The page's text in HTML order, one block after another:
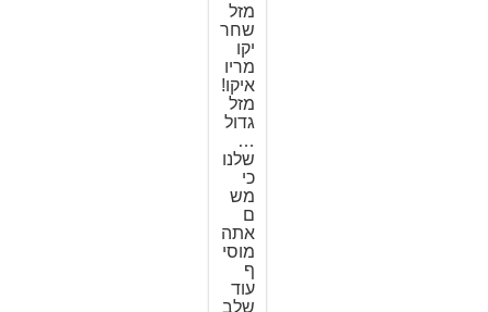
מזל
שחר
יקו
מריו
איקו!
מזל
גדול
…
שלנו
כי
מש
ם
אתה
מוסי
ף
עוד
שלב